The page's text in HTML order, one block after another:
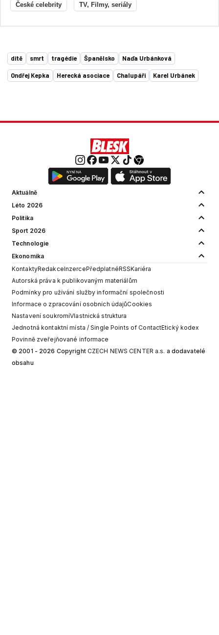
České celebrity TV, Filmy, seriály
dítě smrt tragédie Španělsko Naďa Urbánková
Ondřej Kepka Herecká asociace Chalupáři Karel Urbánek
Aktuálně
Léto 2026
Politika
Sport 2026
Technologie
Ekonomika
KontaktyRedakceInzercePředplatnéRSSKariéra
Autorská práva k publikovaným materiálům
Podmínky pro užívání služby informační společnosti
Informace o zpracování osobních údajůCookies
Nastavení soukromíVlastnická struktura
Jednotná kontaktní místa / Single Points of ContactEtický kodex
Povinně zveřejňované informace
© 2001 - 2026 Copyright CZECH NEWS CENTER a.s. a dodavatelé
obsahu